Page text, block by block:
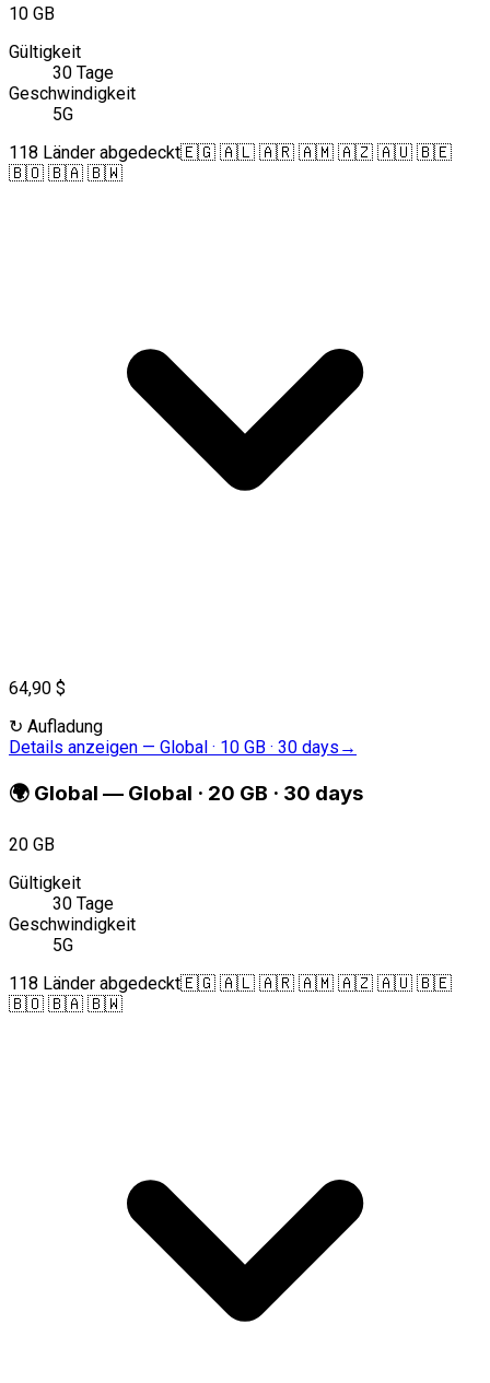
10 GB
Gültigkeit
30 Tage
Geschwindigkeit
5G
118 Länder abgedeckt🇪🇬 🇦🇱 🇦🇷 🇦🇲 🇦🇿 🇦🇺 🇧🇪
🇧🇴 🇧🇦 🇧🇼
64,90 $
↻ Aufladung
Details anzeigen — Global · 10 GB · 30 days →
🌍 Global — Global · 20 GB · 30 days
20 GB
Gültigkeit
30 Tage
Geschwindigkeit
5G
118 Länder abgedeckt🇪🇬 🇦🇱 🇦🇷 🇦🇲 🇦🇿 🇦🇺 🇧🇪
🇧🇴 🇧🇦 🇧🇼